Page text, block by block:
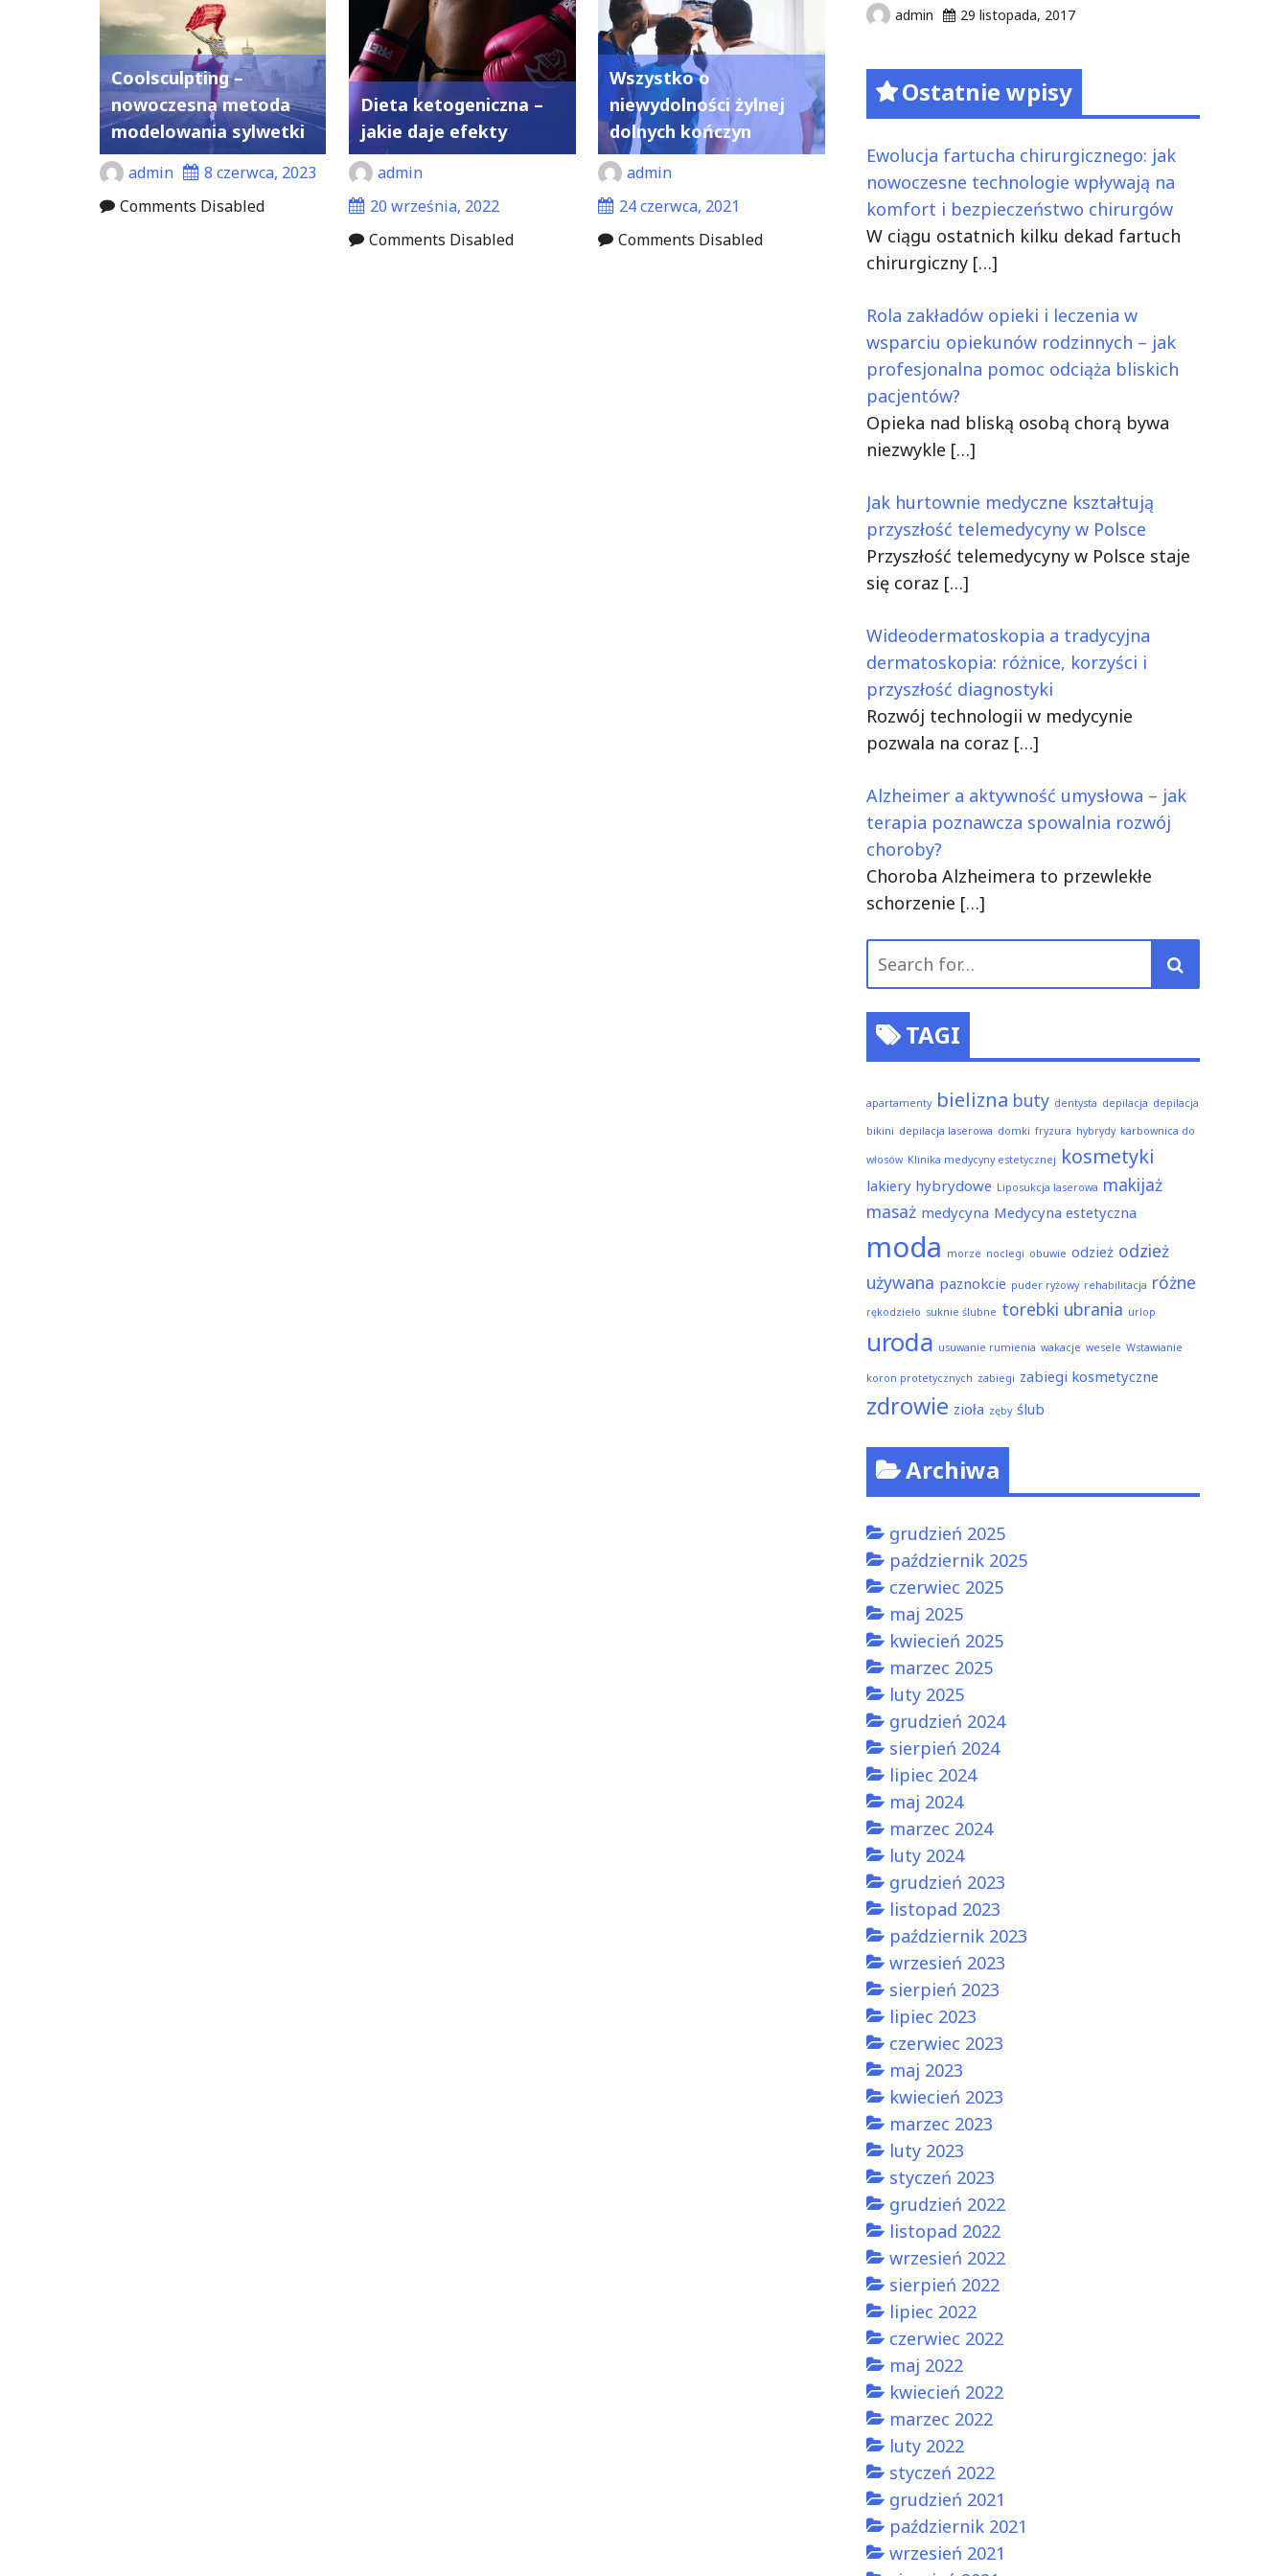
Coolsculpting –
nowoczesna metoda
modelowania sylwetki
admin
8 czerwca, 2023
Comments Disabled
Dieta ketogeniczna –
jakie daje efekty
admin
20 września, 2022
Comments Disabled
Wszystko o
niewydolności żylnej
dolnych kończyn
admin
24 czerwca, 2021
Comments Disabled
admin 29 listopada, 2017
Ostatnie wpisy
Ewolucja fartucha chirurgicznego: jak
nowoczesne technologie wpływają na
komfort i bezpieczeństwo chirurgów
W ciągu ostatnich kilku dekad fartuch
chirurgiczny […]
Rola zakładów opieki i leczenia w
wsparciu opiekunów rodzinnych – jak
profesjonalna pomoc odciąża bliskich
pacjentów?
Opieka nad bliską osobą chorą bywa
niezwykle […]
Jak hurtownie medyczne kształtują
przyszłość telemedycyny w Polsce
Przyszłość telemedycyny w Polsce staje
się coraz […]
Wideodermatoskopia a tradycyjna
dermatoskopia: różnice, korzyści i
przyszłość diagnostyki
Rozwój technologii w medycynie
pozwala na coraz […]
Alzheimer a aktywność umysłowa – jak
terapia poznawcza spowalnia rozwój
choroby?
Choroba Alzheimera to przewlekłe
schorzenie […]
for:
TAGI
apartamenty bielizna buty dentysta depilacja depilacja
bikini depilacja laserowa domki fryzura hybrydy karbownica do
włosów Klinika medycyny estetycznej kosmetyki
lakiery hybrydowe Liposukcja laserowa makijaż
masaż medycyna Medycyna estetyczna
moda morze noclegi obuwie odzież odzież
używana paznokcie puder ryżowy rehabilitacja różne
rękodzieło suknie ślubne torebki ubrania urlop
uroda usuwanie rumienia wakacje wesele Wstawianie
koron protetycznych zabiegi zabiegi kosmetyczne
zdrowie zioła zęby ślub
Archiwa
grudzień 2025
październik 2025
czerwiec 2025
maj 2025
kwiecień 2025
marzec 2025
luty 2025
grudzień 2024
sierpień 2024
lipiec 2024
maj 2024
marzec 2024
luty 2024
grudzień 2023
listopad 2023
październik 2023
wrzesień 2023
sierpień 2023
lipiec 2023
czerwiec 2023
maj 2023
kwiecień 2023
marzec 2023
luty 2023
styczeń 2023
grudzień 2022
listopad 2022
wrzesień 2022
sierpień 2022
lipiec 2022
czerwiec 2022
maj 2022
kwiecień 2022
marzec 2022
luty 2022
styczeń 2022
grudzień 2021
październik 2021
wrzesień 2021